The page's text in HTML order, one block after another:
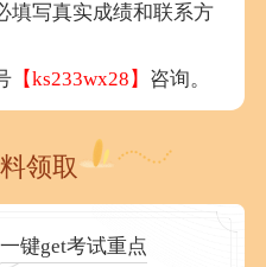
填写真实成绩和联系方
【ks233wx28】 咨询。
领取
键get考试重点